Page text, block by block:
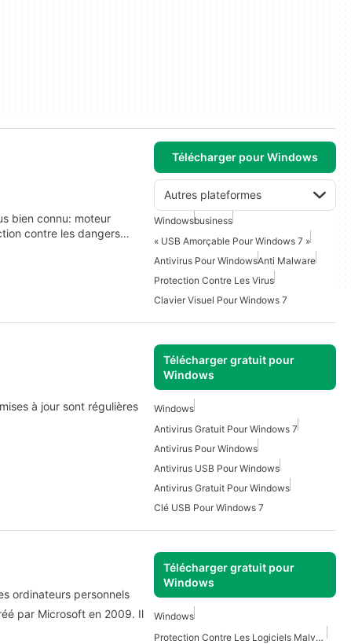
Télécharger pour Windows
Autres plateformes
bien connu: moteur
contre les dangers…
Windowsbusiness
« USB Amorçable Pour Windows 7 »
Antivirus Pour WindowsAnti Malware
Protection Contre Les Virus
Clavier Visuel Pour Windows 7
Télécharger gratuit pour
Windows
à jour sont régulières
Windows
Antivirus Gratuit Pour Windows 7
Antivirus Pour Windows
Antivirus USB Pour Windows
Antivirus Gratuit Pour Windows
Clé USB Pour Windows 7
ordinateurs personnels
Télécharger gratuit pour
Windows
par Microsoft en 2009. Il
Windows
Protection Contre Les Logiciels Malveillants Pour Windows